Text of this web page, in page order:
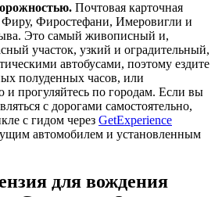
Почтовая карточная
Фиру, Фиростефани, Имеровигли и
Это самый живописный и,
участок, узкий и оградительный,
автобусами, поэтому ездите
полуденных часов, или
и прогуляйтесь по городам. Если вы
с дорогами самостоятельно,
с гидом через GetExperience
автомобилем и установленным
для вождения